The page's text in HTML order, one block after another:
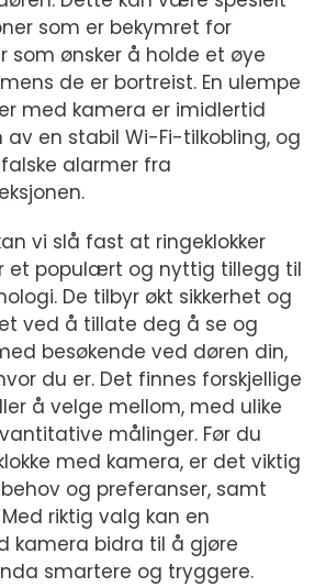
som er bekymret for
som ønsker å holde et øye
de er bortreist. En ulempe
med kamera er imidlertid
en stabil Wi-Fi-tilkobling, og
alarmer fra
vi slå fast at ringeklokker
et populært og nyttig tillegg til
De tilbyr økt sikkerhet og
ved å tillate deg å se og
besøkende ved døren din,
du er. Det finnes forskjellige
å velge mellom, med ulike
målinger. Før du
med kamera, er det viktig
og preferanser, samt
riktig valg kan en
kamera bidra til å gjøre
smartere og tryggere.